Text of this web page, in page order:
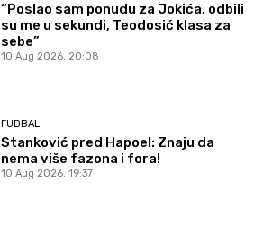
“Poslao sam ponudu za Jokića, odbili
su me u sekundi, Teodosić klasa za
sebe”
10 Aug 2026. 20:08
FUDBAL
Stanković pred Hapoel: Znaju da
nema više fazona i fora!
10 Aug 2026. 19:37